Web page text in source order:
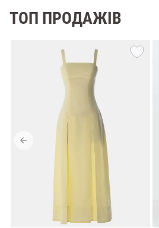
ТОП ПРОДАЖІВ